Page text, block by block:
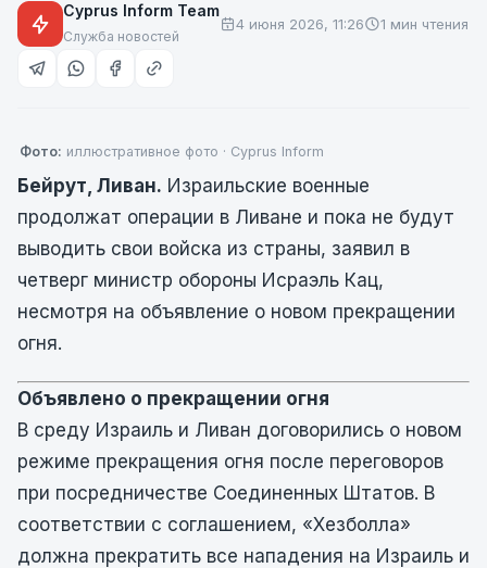
Cyprus Inform Team
Служба новостей
4 июня 2026, 11:26 1 мин чтения
Фото: иллюстративное фото · Cyprus Inform
Бейрут, Ливан. Израильские военные
продолжат операции в Ливане и пока не будут
выводить свои войска из страны, заявил в
четверг министр обороны Исраэль Кац,
несмотря на объявление о новом прекращении
огня.
Объявлено о прекращении огня
В среду Израиль и Ливан договорились о новом
режиме прекращения огня после переговоров
при посредничестве Соединенных Штатов. В
соответствии с соглашением, «Хезболла»
должна прекратить все нападения на Израиль и